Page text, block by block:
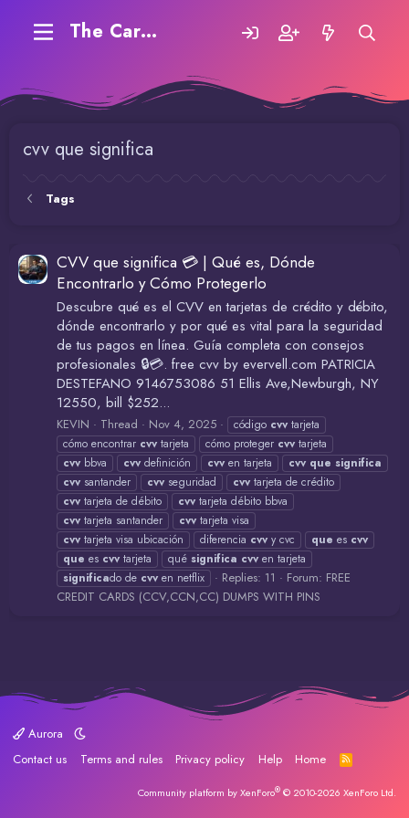
The Carding Forum
cvv que significa
Tags
CVV que significa 💳 | Qué es, Dónde
Encontrarlo y Cómo Protegerlo
Descubre qué es el CVV en tarjetas de crédito y débito,
dónde encontrarlo y por qué es vital para la seguridad
de tus pagos en línea. Guía completa con consejos
profesionales 🔒💳. free cvv by evervell.com PATRICIA
DESTEFANO 9146753086 51 Ellis Ave,Newburgh, NY
12550, bill $252...
KEVIN Thread Nov 4, 2025 código cvv tarjeta
cómo encontrar cvv tarjeta cómo proteger cvv tarjeta
cvv bbva cvv definición cvv en tarjeta cvv que significa
cvv santander cvv seguridad cvv tarjeta de crédito
cvv tarjeta de débito cvv tarjeta débito bbva
cvv tarjeta santander cvv tarjeta visa
cvv tarjeta visa ubicación diferencia cvv y cvc que es cvv
que es cvv tarjeta qué significa cvv en tarjeta
significado de cvv en netflix Replies: 11 Forum: FREE
CREDIT CARDS (CCV,CCN,CC) DUMPS WITH PINS
Aurora
Contact us
Terms and rules Privacy policy Help Home
R
S
Community platform by XenForo® © 2010-2026 XenForo Ltd.